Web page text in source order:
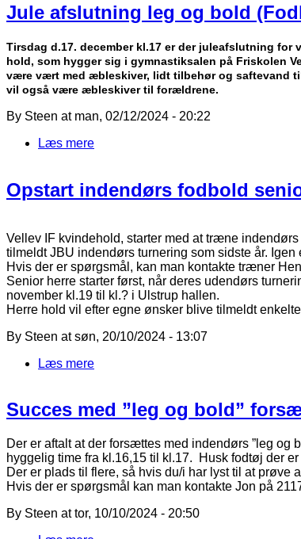
Jule afslutning leg og bold
Tirsdag d.17. december kl.17 er der juleafslutning for
hold, som hygger sig i gymnastiksalen på Friskolen
være vært med æbleskiver, lidt tilbehør og saftevand
vil også være æbleskiver til forældrene.
By Steen at man, 02/12/2024 - 20:22
Læs mere
Opstart indendørs fodbold
Vellev IF kvindehold, starter med at træne
tilmeldt JBU indendørs turnering som sidste år.
Hvis der er spørgsmål, kan man kontakte træner
Senior herre starter først, når deres udendørs
november kl.19 til kl.? i Ulstrup hallen.
Herre hold vil efter egne ønsker blive tilmeldt
By Steen atsøn, 20/10/2024 - 13:07
Læs mere
Succes med ”leg og bold”
Der er aftalt at der forsættes med indendørs ”leg og
hyggelig time fra kl.16,15 til kl.17. Husk fodtøj der
Der er plads til flere, så hvis du/i har lyst til at prøve
Hvis der er spørgsmål kan man kontakte Jon på
By Steen attor, 10/10/2024 - 20:50